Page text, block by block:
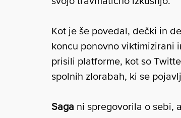
Kot je še povedal, dečki in
koncu ponovno viktimizirani
prisili platforme, kot so
spolnih zlorabah, ki se
Saga ni spregovorila o sebi,